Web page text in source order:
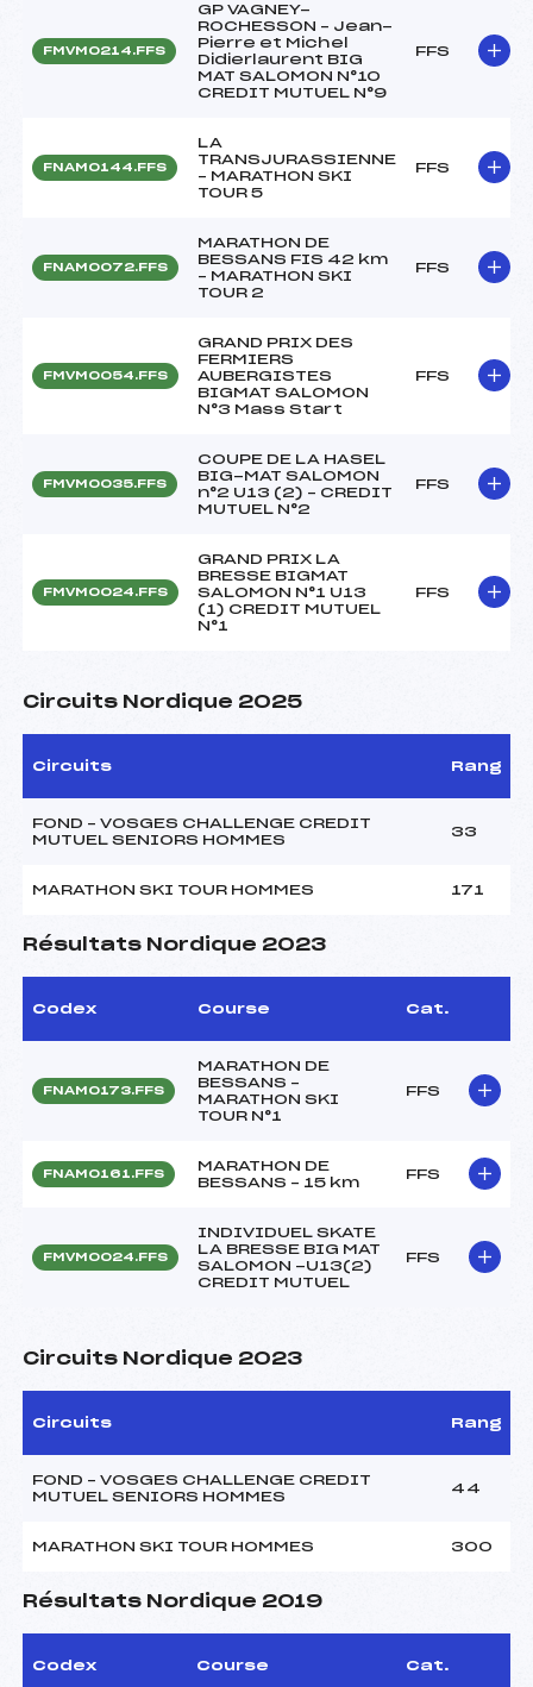
FMVM0214.FFS
GP VAGNEY-
ROCHESSON – Jean-
Pierre et Michel
Didierlaurent BIG
MAT SALOMON N°10
CREDIT MUTUEL N°9
FFS
FNAM0144.FFS
LA
TRANSJURASSIENNE
– MARATHON SKI
TOUR 5
FFS
FNAM0072.FFS
MARATHON DE
BESSANS FIS 42 km
– MARATHON SKI
TOUR 2
FFS
FMVM0054.FFS
GRAND PRIX DES
FERMIERS
AUBERGISTES
BIGMAT SALOMON
N°3 Mass Start
FFS
FMVM0035.FFS
COUPE DE LA HASEL
BIG-MAT SALOMON
n°2 U13 (2) – CREDIT
MUTUEL N°2
FFS
FMVM0024.FFS
GRAND PRIX LA
BRESSE BIGMAT
SALOMON N°1 U13
(1) CREDIT MUTUEL
N°1
FFS
Circuits Nordique 2025
Circuits Rang
FOND – VOSGES CHALLENGE CREDIT
MUTUEL SENIORS HOMMES
33
MARATHON SKI TOUR HOMMES 171
Résultats Nordique 2023
Codex Course Cat.
FNAM0173.FFS
MARATHON DE
BESSANS –
MARATHON SKI
TOUR N°1
FFS
FNAM0161.FFS
MARATHON DE
BESSANS – 15 km
FFS
FMVM0024.FFS
INDIVIDUEL SKATE
LA BRESSE BIG MAT
SALOMON -U13(2)
CREDIT MUTUEL
FFS
Circuits Nordique 2023
Circuits Rang
FOND – VOSGES CHALLENGE CREDIT
MUTUEL SENIORS HOMMES
44
MARATHON SKI TOUR HOMMES 300
Résultats Nordique 2019
Codex Course Cat.